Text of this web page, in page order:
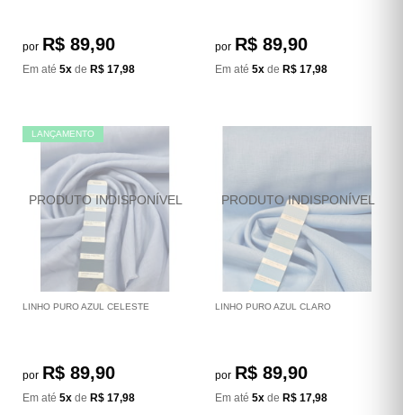
por R$ 89,90
Em até 5x de R$ 17,98
por R$ 89,90
Em até 5x de R$ 17,98
LANÇAMENTO
LINHO PURO AZUL CELESTE
por R$ 89,90
Em até 5x de R$ 17,98
LINHO PURO AZUL CLARO
por R$ 89,90
Em até 5x de R$ 17,98